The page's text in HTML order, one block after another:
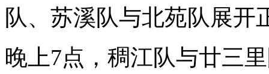
队、苏溪队与北苑队展开
晚上7点，稠江队与廿三